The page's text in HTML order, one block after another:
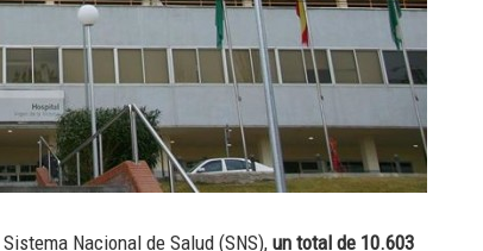
Nacional de Salud (SNS),un total de 10.603